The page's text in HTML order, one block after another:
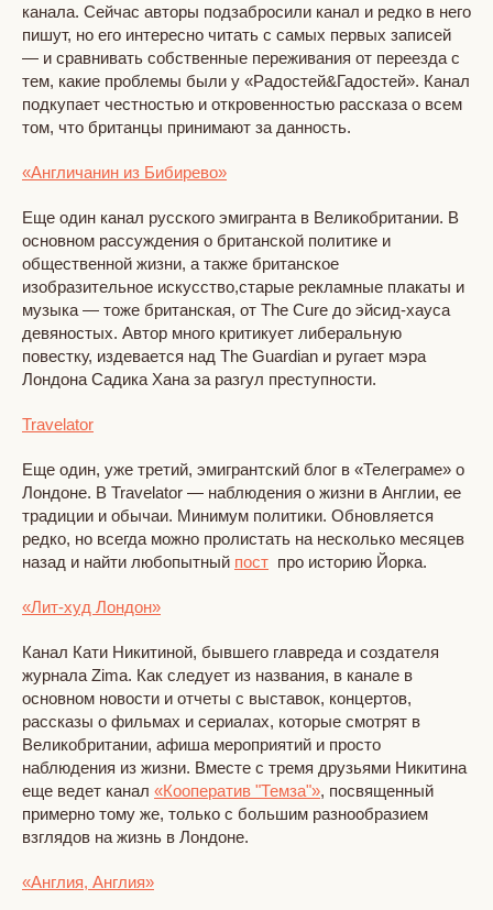
канала. Сейчас авторы подзабросили канал и редко в него
пишут, но его интересно читать с самых первых записей
— и сравнивать собственные переживания от переезда с
тем, какие проблемы были у «Радостей&Гадостей». Канал
подкупает честностью и откровенностью рассказа о всем
том, что британцы принимают за данность.
«Англичанин из Бибирево»
Еще один канал русского эмигранта в Великобритании. В
основном рассуждения о британской политике и
общественной жизни, а также британское
изобразительное искусство,старые рекламные плакаты и
музыка — тоже британская, от The Cure до эйсид-хауса
девяностых. Автор много критикует либеральную
повестку, издевается над The Guardian и ругает мэра
Лондона Садика Хана за разгул преступности.
Travelator
Еще один, уже третий, эмигрантский блог в «Телеграме» о
Лондоне. В Travelator — наблюдения о жизни в Англии, ее
традиции и обычаи. Минимум политики. Обновляется
редко, но всегда можно пролистать на несколько месяцев
назад и найти любопытный пост про историю Йорка.
«Лит-худ Лондон»
Канал Кати Никитиной, бывшего главреда и создателя
журнала Zima. Как следует из названия, в канале в
основном новости и отчеты с выставок, концертов,
рассказы о фильмах и сериалах, которые смотрят в
Великобритании, афиша мероприятий и просто
наблюдения из жизни. Вместе с тремя друзьями Никитина
еще ведет канал «Кооператив "Темза"», посвященный
примерно тому же, только с большим разнообразием
взглядов на жизнь в Лондоне.
«Англия, Англия»